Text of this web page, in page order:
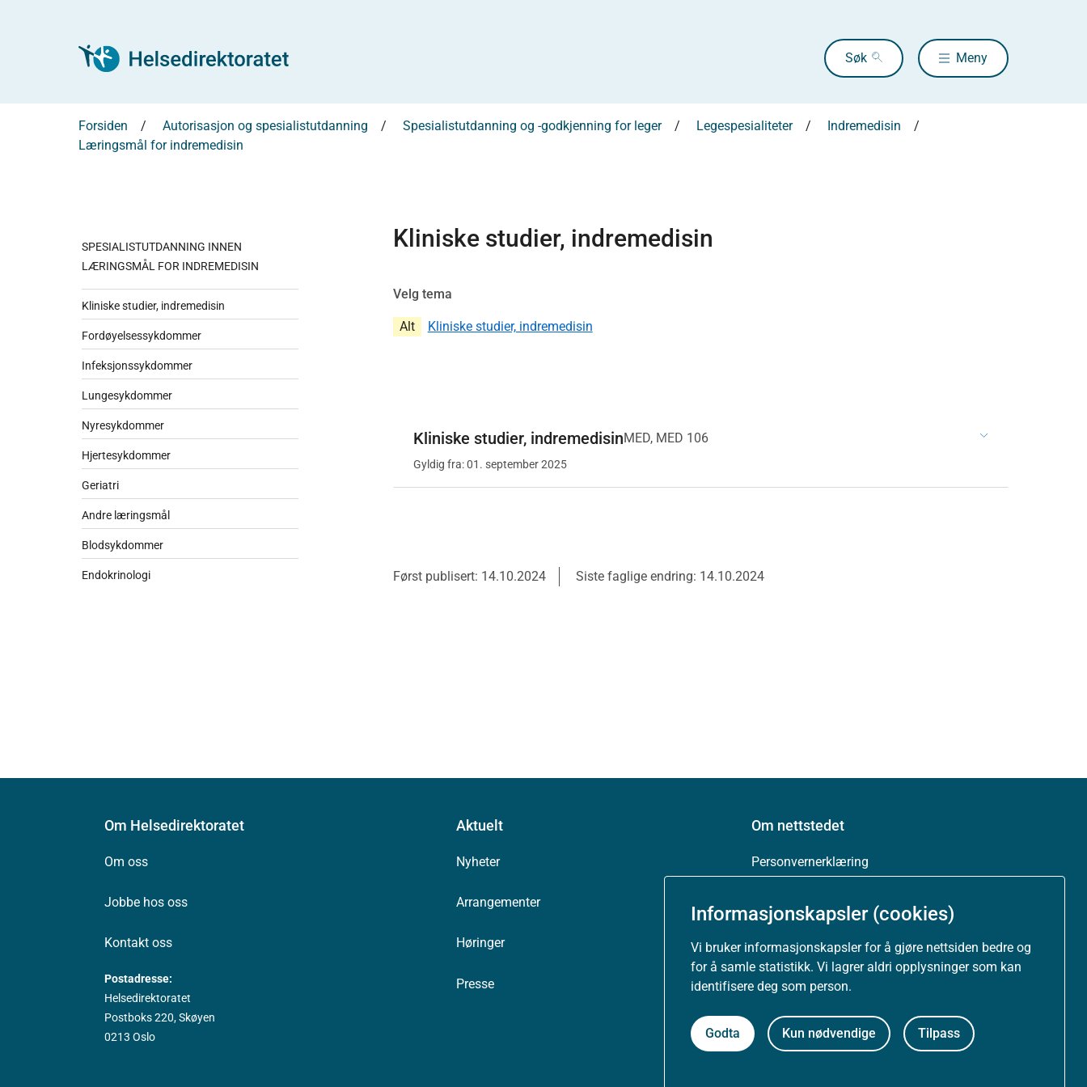
Informasjonskapsler (cookies)
Vi bruker informasjonskapsler for å gjøre nettsiden bedre og
for å samle statistikk. Vi lagrer aldri opplysninger som kan
identifisere deg som person.
Godta Kun nødvendige Tilpass
Søk Meny
Forsiden Autorisasjon og spesialistutdanning Spesialistutdanning og -godkjenning for leger Legespesialiteter
Indremedisin
Læringsmål for indremedisin
SPESIALISTUTDANNING INNEN
LÆRINGSMÅL FOR INDREMEDISIN
Kliniske studier, indremedisin
Fordøyelsessykdommer
Infeksjonssykdommer
Lungesykdommer
Nyresykdommer
Hjertesykdommer
Geriatri
Andre læringsmål
Blodsykdommer
Endokrinologi
Kliniske studier, indremedisin
Velg tema
Alt Kliniske studier, indremedisin
Kliniske studier, indremedisinMED, MED 106
Gyldig fra: 01. september 2025
Først publisert: 14.10.2024 Siste faglige endring: 14.10.2024
Om Helsedirektoratet
Om oss
Jobbe hos oss
Kontakt oss
Postadresse:
Helsedirektoratet
Postboks 220, Skøyen
0213 Oslo
Aktuelt
Nyheter
Arrangementer
Høringer
Presse
Om nettstedet
Personvernerklæring
Tilgjengelighetserklæring (uustatus.no)
Besøksstatistikk og informasjonskapsler
Nyhetsvarsel og abonnement
Åpne data (API)